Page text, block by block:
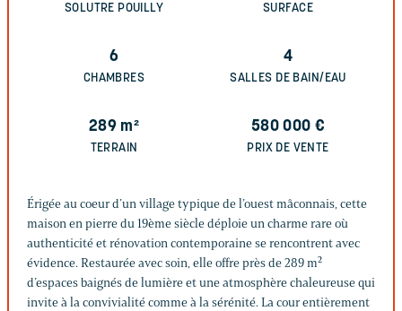
SOLUTRE POUILLY SURFACE
6
CHAMBRES
4
SALLES DE BAIN/EAU
289 m²
TERRAIN
580 000 €
PRIX DE VENTE
Érigée au coeur d’un village typique de l’ouest mâconnais, cette
maison en pierre du 19ème siècle déploie un charme rare où
authenticité et rénovation contemporaine se rencontrent avec
évidence. Restaurée avec soin, elle offre près de 289 m²
d’espaces baignés de lumière et une atmosphère chaleureuse qui
invite à la convivialité comme à la sérénité. La cour entièrement